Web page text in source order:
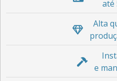
até
Alta
e